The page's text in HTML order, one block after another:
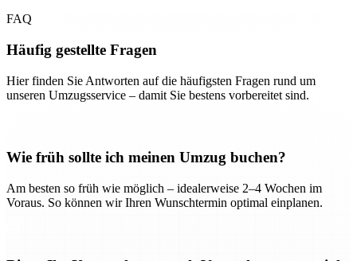
FAQ
Häufig gestellte Fragen
Hier finden Sie Antworten auf die häufigsten Fragen rund um
unseren Umzugsservice – damit Sie bestens vorbereitet sind.
Wie früh sollte ich meinen Umzug buchen?
Am besten so früh wie möglich – idealerweise 2–4 Wochen im
Voraus. So können wir Ihren Wunschtermin optimal einplanen.